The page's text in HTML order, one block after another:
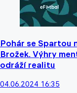
Pohár se Spartou
Brožek. Výhry
odráží realitu
04.06.2024 16:35